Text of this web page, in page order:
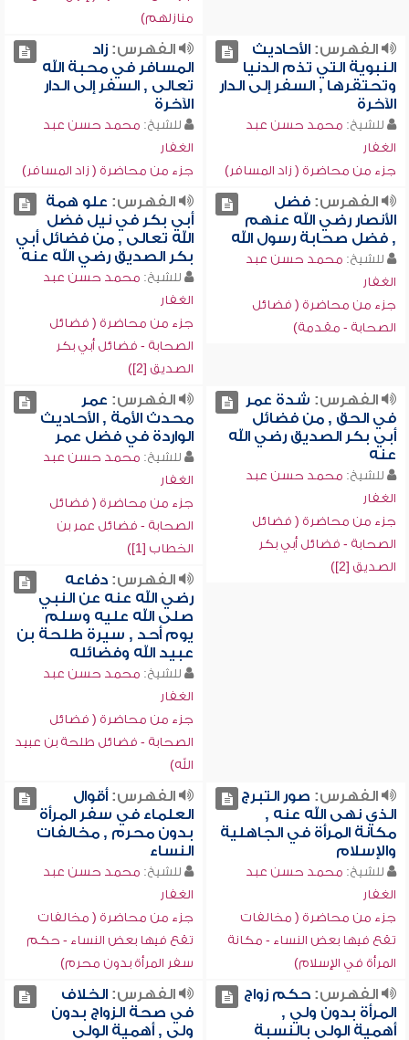
منازلهم)
الفهرس:الأحاديث
النبوية التي تذم الدنيا
وتحتقرها , السفر إلى الدار
الآخرة
للشيخ: محمد حسن عبد
الغفار
جزء من محاضرة ( زاد المسافر)
الفهرس:زاد
المسافر في محبة الله
تعالى , السفر إلى الدار
الآخرة
للشيخ: محمد حسن عبد
الغفار
جزء من محاضرة ( زاد المسافر)
الفهرس:فضل
الأنصار رضي الله عنهم
, فضل صحابة رسول الله
للشيخ: محمد حسن عبد
الغفار
جزء من محاضرة ( فضائل
الصحابة - مقدمة)
الفهرس: علو همة
أبي بكر في نيل فضل
الله تعالى , من فضائل أبي
بكر الصديق رضي الله عنه
للشيخ: محمد حسن عبد
الغفار
جزء من محاضرة ( فضائل
الصحابة - فضائل أبي بكر
الصديق [2])
الفهرس: شدة عمر
في الحق , من فضائل
أبي بكر الصديق رضي الله
عنه
للشيخ: محمد حسن عبد
الغفار
جزء من محاضرة ( فضائل
الصحابة - فضائل أبي بكر
الصديق [2])
الفهرس: عمر
محدث الأمة , الأحاديث
الواردة في فضل عمر
للشيخ: محمد حسن عبد
الغفار
جزء من محاضرة ( فضائل
الصحابة - فضائل عمر بن
الخطاب [1])
الفهرس:دفاعه
رضي الله عنه عن النبي
صلى الله عليه وسلم
يوم أحد , سيرة طلحة بن
عبيد الله وفضائله
للشيخ: محمد حسن عبد
الغفار
جزء من محاضرة ( فضائل
الصحابة - فضائل طلحة بن عبيد
الله)
الفهرس: صور التبرج
الذي نهى الله عنه ,
مكانة المرأة في الجاهلية
والإسلام
للشيخ: محمد حسن عبد
الغفار
جزء من محاضرة ( مخالفات
تقع فيها بعض النساء - مكانة
المرأة في الإسلام)
الفهرس:أقوال
العلماء في سفر المرأة
بدون محرم , مخالفات
النساء
للشيخ: محمد حسن عبد
الغفار
جزء من محاضرة ( مخالفات
تقع فيها بعض النساء - حكم
سفر المرأة بدون محرم)
الفهرس:حكم زواج
المرأة بدون ولي ,
أهمية الولي بالنسبة
الفهرس:الخلاف
في صحة الزواج بدون
ولي , أهمية الولي